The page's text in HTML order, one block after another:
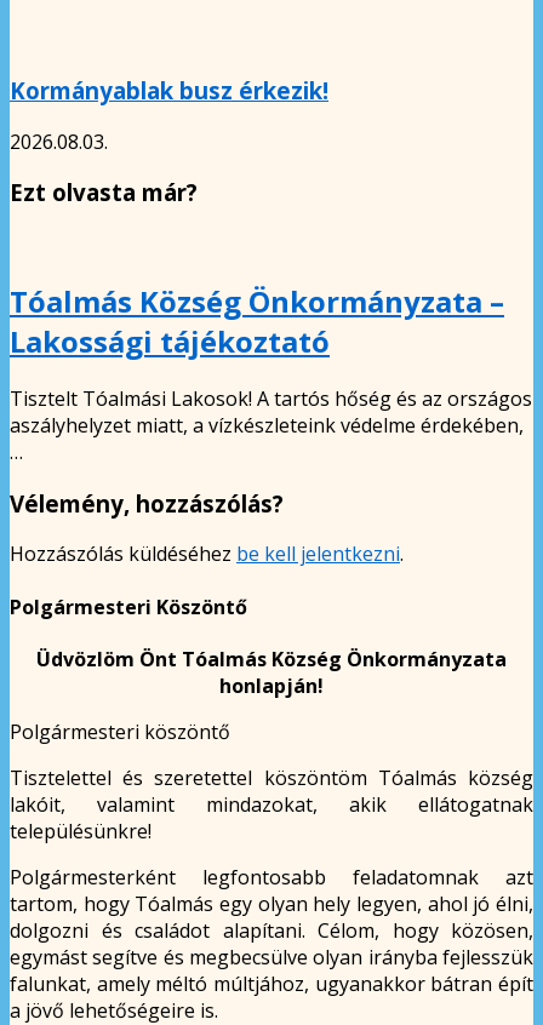
Kormányablak busz érkezik!
2026.08.03.
Ezt olvasta már?
Tóalmás Község Önkormányzata –
Lakossági tájékoztató
Tisztelt Tóalmási Lakosok! A tartós hőség és az országos
aszályhelyzet miatt, a vízkészleteink védelme érdekében,
…
Vélemény, hozzászólás?
Hozzászólás küldéséhez be kell jelentkezni.
Polgármesteri Köszöntő
Üdvözlöm Önt Tóalmás Község Önkormányzata
honlapján!
Polgármesteri köszöntő
Tisztelettel és szeretettel köszöntöm Tóalmás község
lakóit, valamint mindazokat, akik ellátogatnak
településünkre!
Polgármesterként legfontosabb feladatomnak azt
tartom, hogy Tóalmás egy olyan hely legyen, ahol jó élni,
dolgozni és családot alapítani. Célom, hogy közösen,
egymást segítve és megbecsülve olyan irányba fejlesszük
falunkat, amely méltó múltjához, ugyanakkor bátran épít
a jövő lehetőségeire is.